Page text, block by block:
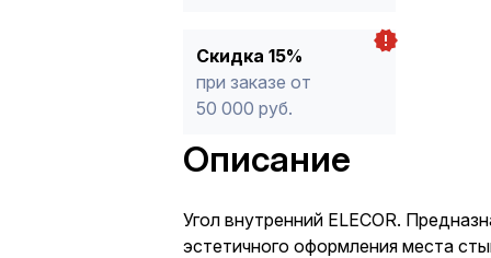
Скидка 15%
при заказе от
50 000 руб.
Описание
Угол внутренний ELECOR.
эстетичного оформления места